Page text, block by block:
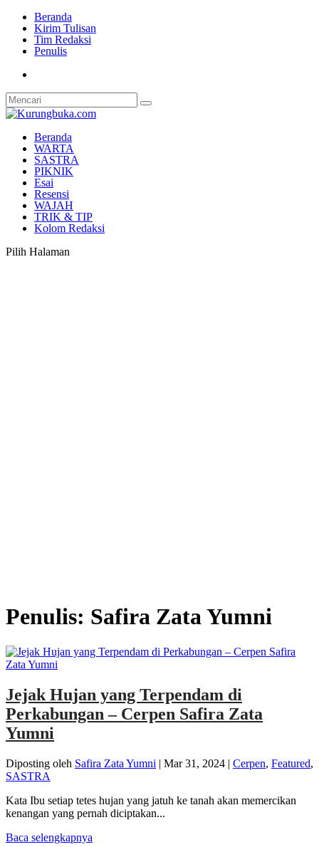
Beranda
Kirim Tulisan
Tim Redaksi
Penulis
Beranda
WARTA
SASTRA
PIKNIK
Esai
Resensi
WAJAH
TRIK & TIP
Kolom Redaksi
Pilih Halaman
Penulis: Safira Zata Yumni
Jejak Hujan yang Terpendam di
Perkabungan – Cerpen Safira Zata
Yumni
Diposting oleh Safira Zata Yumni | Mar 31, 2024 | Cerpen, Featured,
SASTRA
Kata Ibu setiap tetes hujan yang jatuh ke tanah akan memercikan
kenangan yang pernah diciptakan...
Baca selengkapnya